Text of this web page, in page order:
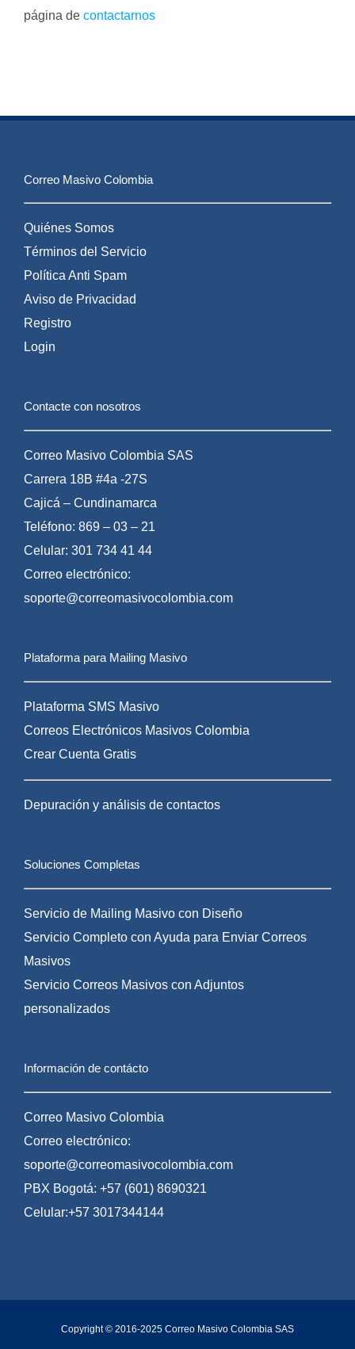
página de contactarnos
Correo Masivo Colombia
Quiénes Somos
Términos del Servicio
Política Anti Spam
Aviso de Privacidad
Registro
Login
Contacte con nosotros
Correo Masivo Colombia SAS
Carrera 18B #4a -27S
Cajicá – Cundinamarca
Teléfono: 869 – 03 – 21
Celular: 301 734 41 44
Correo electrónico:
soporte@correomasivocolombia.com
Plataforma para Mailing Masivo
Plataforma SMS Masivo
Correos Electrónicos Masivos Colombia
Crear Cuenta Gratis
Depuración y análisis de contactos
Soluciones Completas
Servicio de Mailing Masivo con Diseño
Servicio Completo con Ayuda para Enviar Correos
Masivos
Servicio Correos Masivos con Adjuntos
personalizados
Información de contácto
Correo Masivo Colombia
Correo electrónico:
soporte@correomasivocolombia.com
PBX Bogotá: +57 (601) 8690321
Celular:+57 3017344144
Copyright © 2016-2025 Correo Masivo Colombia SAS